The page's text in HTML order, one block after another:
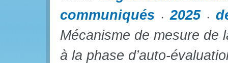
communiqués
2025
Mécanisme de mesure de
à la phase d’auto-